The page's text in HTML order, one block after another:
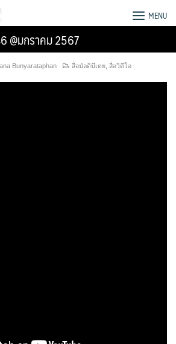
MENU
@มกราคม 2567
Bunyarataphan สื่อมัลติมีเดย สื่อวิดีโอ